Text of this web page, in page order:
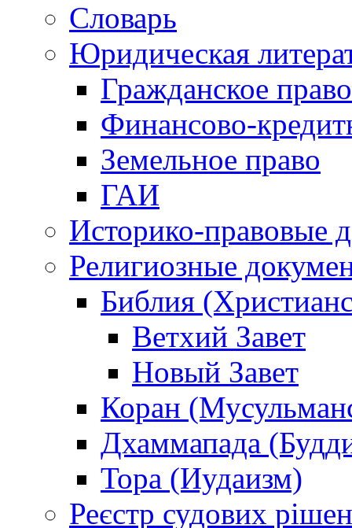
Словарь
Юридическая
Гражданское право
Финансово-
Земельное право
ГАИ
Историко-правовые
Религиозные
Библия
Ветхий Завет
Новый Завет
Коран
Дхаммапада
Тора (Иудаизм)
Реєстр судових